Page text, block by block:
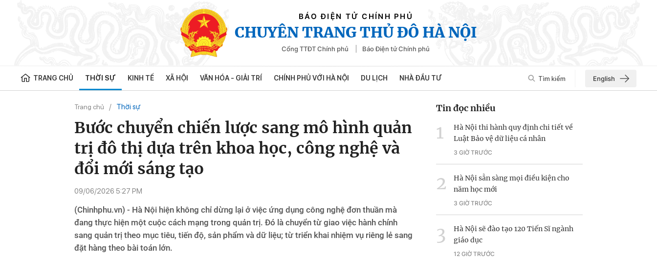
BÁO ĐIỆN TỬ CHÍNH PHỦ
CHUYÊN TRANG THỦ ĐÔ HÀ NỘI
Cổng TTĐT Chính phủ Báo Điện tử Chính phủ
TRANG CHỦ THỜI SỰ KINH TẾ XÃ HỘI VĂN HÓA - GIẢI TRÍ CHÍNH PHỦ VỚI HÀ NỘI DU LỊCH NHÀ ĐẦU TƯ Tìm kiếm English
Trang chủ Thời sự
Bước chuyển chiến lược sang mô hình quản
trị đô thị dựa trên khoa học, công nghệ và
đổi mới sáng tạo
09/06/2026 5:27 PM
(Chinhphu.vn) - Hà Nội hiện không chỉ dừng lại ở việc ứng dụng công nghệ đơn thuần mà
đang thực hiện một cuộc cách mạng trong quản trị. Đó là chuyển từ giao việc hành chính
sang quản trị theo mục tiêu, tiến độ, sản phẩm và dữ liệu; từ triển khai nhiệm vụ riêng lẻ sang
đặt hàng theo bài toán lớn.
Tin đọc nhiều
Hà Nội thi hành quy định chi tiết về
Luật Bảo vệ dữ liệu cá nhân
3 GIỜ TRƯỚC
Hà Nội sẵn sàng mọi điều kiện cho
năm học mới
3 GIỜ TRƯỚC
Hà Nội sẽ đào tạo 120 Tiến Sĩ ngành
giáo dục
12 GIỜ TRƯỚC